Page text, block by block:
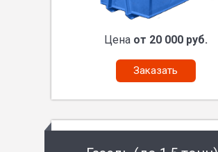
Цена от 20 000 руб.
Заказать